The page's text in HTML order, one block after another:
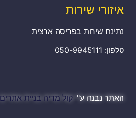
איזורי שירות
נתינת שירות בפריסה ארצית
טלפון: 050-9945111
האתר נבנה ע"י קול מדיה בניית אתרים